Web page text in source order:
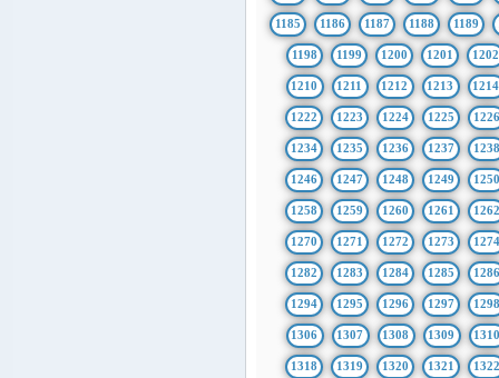
1185 1186 1187 1188 1189
1198 1199 1200 1201 1202
1210 1211 1212 1213 1214
1222 1223 1224 1225 1226
1234 1235 1236 1237 1238
1246 1247 1248 1249 1250
1258 1259 1260 1261 1262
1270 1271 1272 1273 1274
1282 1283 1284 1285 1286
1294 1295 1296 1297 1298
1306 1307 1308 1309
1318 1319 1320 1321 1322